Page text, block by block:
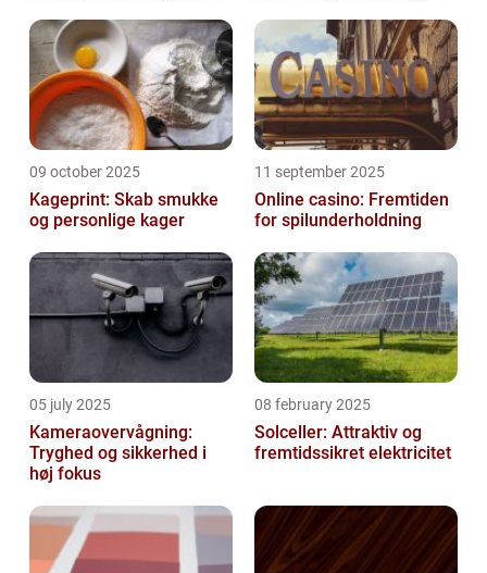
09 october 2025
Kageprint: Skab smukke
og personlige kager
11 september 2025
Online casino: Fremtiden
for spilunderholdning
05 july 2025
Kameraovervågning:
Tryghed og sikkerhed i
høj fokus
08 february 2025
Solceller: Attraktiv og
fremtidssikret elektricitet